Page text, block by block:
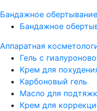
Бандажное обертывание
Бандажное
Аппаратная
Гель с
Крем для
Карбоновый гель
Масло для
Крем для